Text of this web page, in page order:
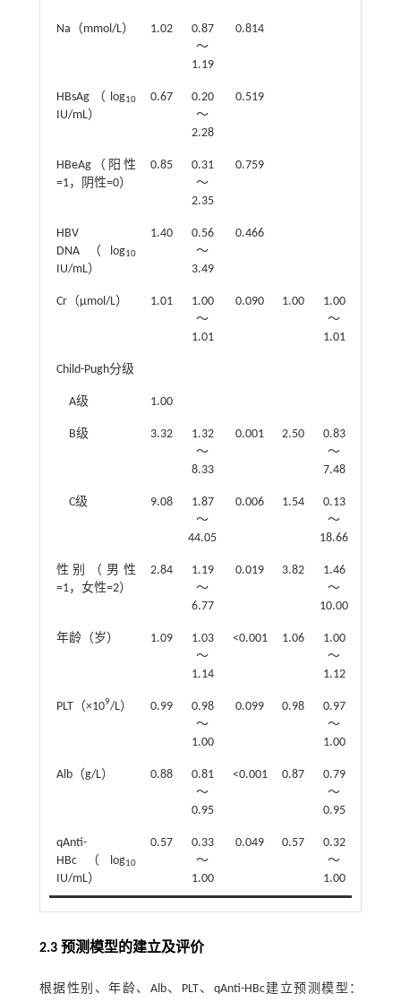
Na（mmol/L） 1.02
0.87
～
1.19
0.814
HBsAg（log10
IU/mL）
0.67
0.20
～
2.28
0.519
HBeAg（阳性
=1，阴性=0）
0.85
0.31
～
2.35
0.759
HBV
DNA（log10
IU/mL）
1.40
0.56
～
3.49
0.466
Cr（μmol/L） 1.01
1.00
～
1.01
0.090 1.00
1.00
～
1.01
Child-Pugh分级
A级 1.00
B级 3.32
1.32
～
8.33
0.001 2.50
0.83
～
7.48
C级 9.08
1.87
～
44.05
0.006 1.54
0.13
～
18.66
性别（男性
=1，女性=2）
2.84
1.19
～
6.77
0.019 3.82
1.46
～
10.00
年龄（岁） 1.09
1.03
～
1.14
<0.001 1.06
1.00
～
1.12
PLT（×109/L） 0.99
0.98
～
1.00
0.099 0.98
0.97
～
1.00
Alb（g/L） 0.88
0.81
～
0.95
<0.001 0.87
0.79
～
0.95
qAnti-
HBc（log10
IU/mL）
0.57
0.33
～
1.00
0.049 0.57
0.32
～
1.00
2.3 预测模型的建立及评价
根据性别、年龄、Alb、PLT、qAnti-HBc建立预测模型：